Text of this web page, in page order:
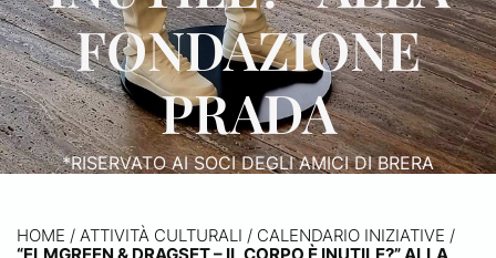
FONDAZIONE
PRADA
*RISERVATO AI SOCI DEGLI AMICI DI BRERA
HOME / ATTIVITÀ CULTURALI / CALENDARIO INIZIATIVE /
“ELMGREEN & DRAGSET – IL CORPO È INUTILE?” ALLA